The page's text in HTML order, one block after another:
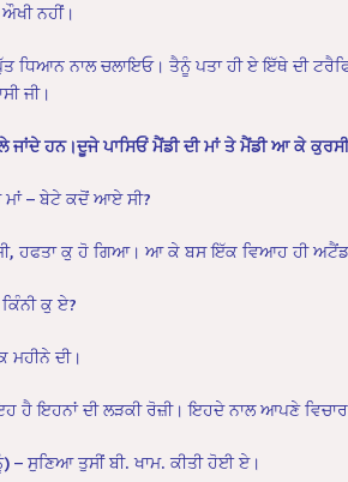
ਨਹੀਂ।
ਪੁੱਤ ਧਿਆਨ ਨਾਲ ਚਲਾਇਓ। ਤੈਨੂੰ ਪਤਾ ਹੀ ਏ ਇੱਥੇ ਦੀ
ਜੀ।
ਜਾਂਦੇ ਹਨ।ਦੂਜੇ ਪਾਸਿਓਂ ਮੈਂਡੀ ਦੀ ਮਾਂ ਤੇ ਮੈਂਡੀ ਆ ਕੇ
ਮਾਂ – ਬੇਟੇ ਕਦੋਂ ਆਏ ਸੀ?
ਹਫਤਾ ਕੁ ਹੋ ਗਿਆ। ਆ ਕੇ ਬਸ ਇੱਕ ਵਿਆਹ ਹੀ ਅਟੈਂਡ
ਕੁ ਏ?
ਮਹੀਨੇ ਦੀ।
ਹੈ ਇਹਨਾਂ ਦੀ ਲੜਕੀ ਰੋਜ਼ੀ। ਇਹਦੇ ਨਾਲ ਆਪਣੇ
– ਸੁਣਿਆ ਤੁਸੀਂ ਬੀ. ਖਾਮ. ਕੀਤੀ ਹੋਈ ਏ।